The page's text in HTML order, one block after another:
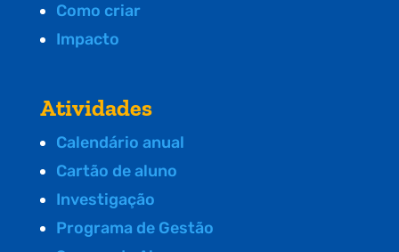
Como criar
Impacto
Atividades
Calendário anual
Cartão de aluno
Investigação
Programa de Gestão